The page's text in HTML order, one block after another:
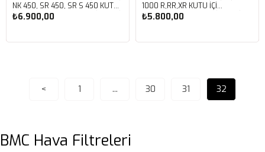
NK 450, SR 450, SR S 450 KUTU
İÇİ PERFORMANS HAVA FİLTRESİ
₺6.900,00
1000 R,RR,XR KUTU İÇİ
PERFORMANS HAVA FİLTRESİ
FM01064RACE
₺5.800,00
< 1 ... 30 31 32
BMC Hava Filtreleri